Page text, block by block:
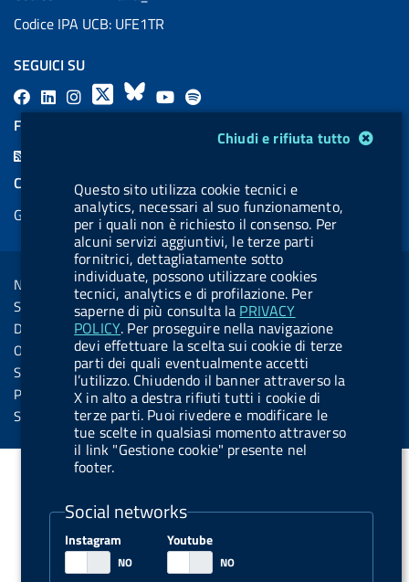
Chiudi e rifiuta tutto
Questo sito utilizza cookie tecnici e
analytics, necessari al suo funzionamento,
per i quali non è richiesto il consenso. Per
alcuni servizi aggiuntivi, le terze parti
fornitrici, dettagliatamente sotto
individuate, possono utilizzare cookies
tecnici, analytics e di profilazione. Per
saperne di più consulta la PRIVACY
POLICY. Per proseguire nella navigazione
devi effettuare la scelta sui cookie di terze
parti dei quali eventualmente accetti
l’utilizzo. Chiudendo il banner attraverso la
X in alto a destra rifiuti tutti i cookie di
terze parti. Puoi rivedere e modificare le
tue scelte in qualsiasi momento attraverso
il link "Gestione cookie" presente nel
footer.
Social networks
Instagram Youtube
Codice IPA UCB: UFE1TR
SEGUICI SU
F
a
L
i
a
l
.
b
u
t
t
o
n
.
i
n
s
a
g
X
B
l
s
k
y
Y
o
u
b
e
l
a
l
.
b
u
t
t
o
n
.
s
p
i
f
FEED RSS
COOKIES
Gestione cookie
Sezione Link Utili
Note legali
Social Media Policy
Dichiarazione di accessibilità
Obiettivi di accessibilità
Statistiche sito
Privacy
Servizi Online